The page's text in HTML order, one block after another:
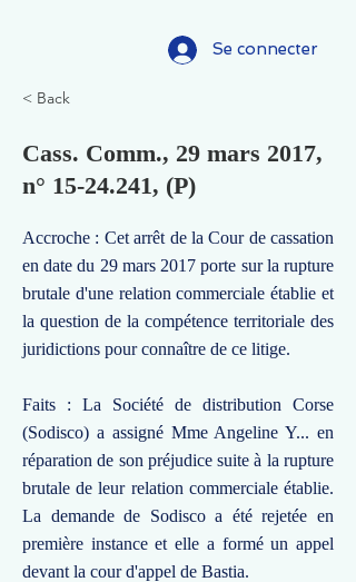
Se connecter
< Back
Cass. Comm., 29 mars 2017,
n° 15-24.241, (P)
Accroche : Cet arrêt de la Cour de cassation
en date du 29 mars 2017 porte sur la rupture
brutale d'une relation commerciale établie et
la question de la compétence territoriale des
juridictions pour connaître de ce litige.
Faits : La Société de distribution Corse
(Sodisco) a assigné Mme Angeline Y... en
réparation de son préjudice suite à la rupture
brutale de leur relation commerciale établie.
La demande de Sodisco a été rejetée en
première instance et elle a formé un appel
devant la cour d'appel de Bastia.